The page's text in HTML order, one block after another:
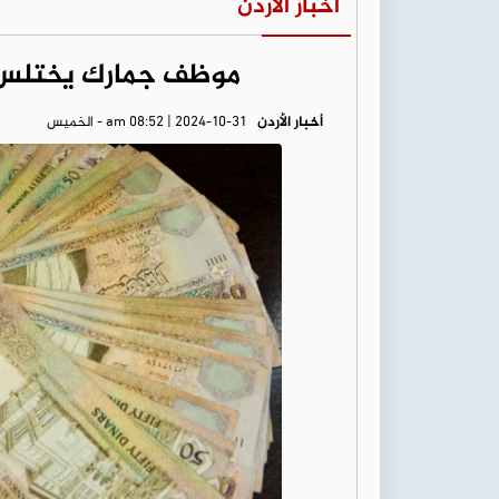
موظف جمارك يختلس 48 ألف دينار.. والقضاء
أخبار الأردن am 08:52 | 2024-10-31 - الخميس